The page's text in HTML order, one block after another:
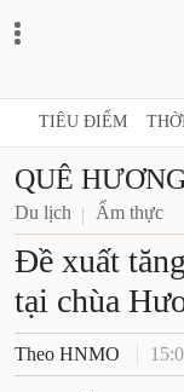
TIÊU ĐIỂM
QUÊ
Du lịch Ẩm thực
Đề xuất
tại chùa
Theo HNMO